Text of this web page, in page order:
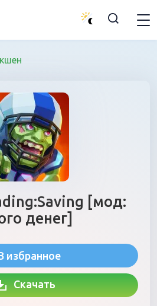
[мод:
денег]
избранное
Скачать